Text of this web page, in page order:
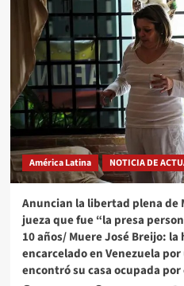
América Latina NOTICIA DE
Anuncian la libertad plena de
jueza que fue “la presa
10 años/ Muere José Breijo:
encarcelado en Venezuela
encontró su casa ocupada